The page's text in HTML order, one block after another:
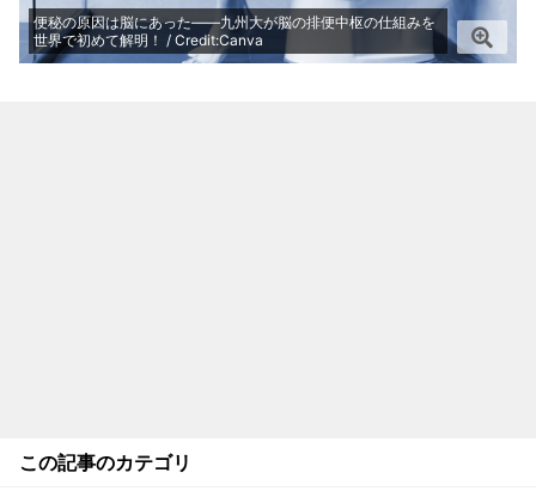
便秘の原因は脳にあった――九州大が脳の排便中枢の仕組みを
世界で初めて解明！ / Credit:Canva
この記事のカテゴリ